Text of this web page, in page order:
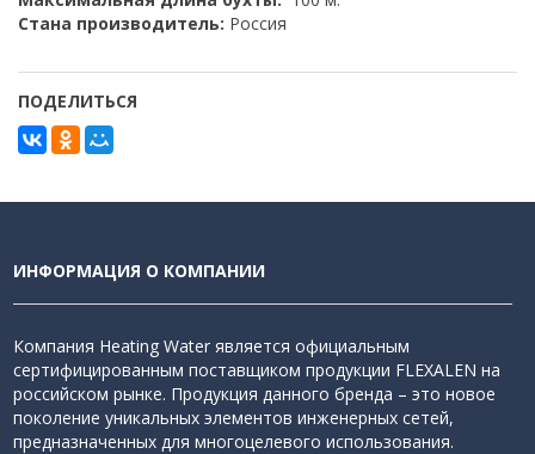
Стана производитель: Россия
ПОДЕЛИТЬСЯ
ИНФОРМАЦИЯ О КОМПАНИИ
Компания Heating Water является официальным
сертифицированным поставщиком продукции FLEXALEN на
российском рынке. Продукция данного бренда – это новое
поколение уникальных элементов инженерных сетей,
предназначенных для многоцелевого использования.